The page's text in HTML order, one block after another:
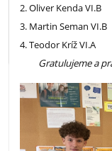
2. Oliver Kenda VI.B
3. Martin Seman VI.B
4. Teodor Kríž VI.A
Gratulujeme a